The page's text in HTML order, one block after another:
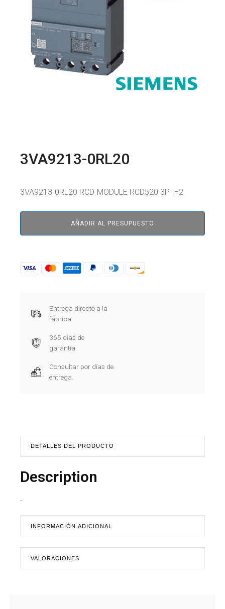
3VA9213-0RL20
3VA9213-0RL20 RCD-MODULE RCD520 3P I=2
AÑADIR AL PRESUPUESTO
Entrega directo a la
fábrica
365 días de
garantía.
Consultar por días de
entrega.
DETALLES DEL PRODUCTO
Description
-
INFORMACIÓN ADICIONAL
VALORACIONES